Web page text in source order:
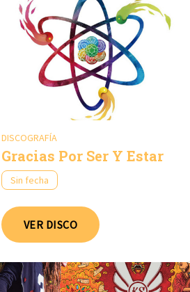
DISCOGRAFÍA
Gracias Por Ser Y Estar
Sin fecha
VER DISCO